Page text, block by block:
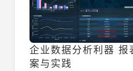
企业数据分析利器 报
案与实践